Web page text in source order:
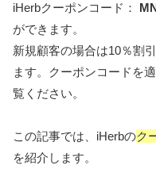
iHerbクーポンコード：
ができます。
新規顧客の場合は10％割
ます。クーポンコードを
覧ください。
この記事では、iHerbのク
を紹介します。